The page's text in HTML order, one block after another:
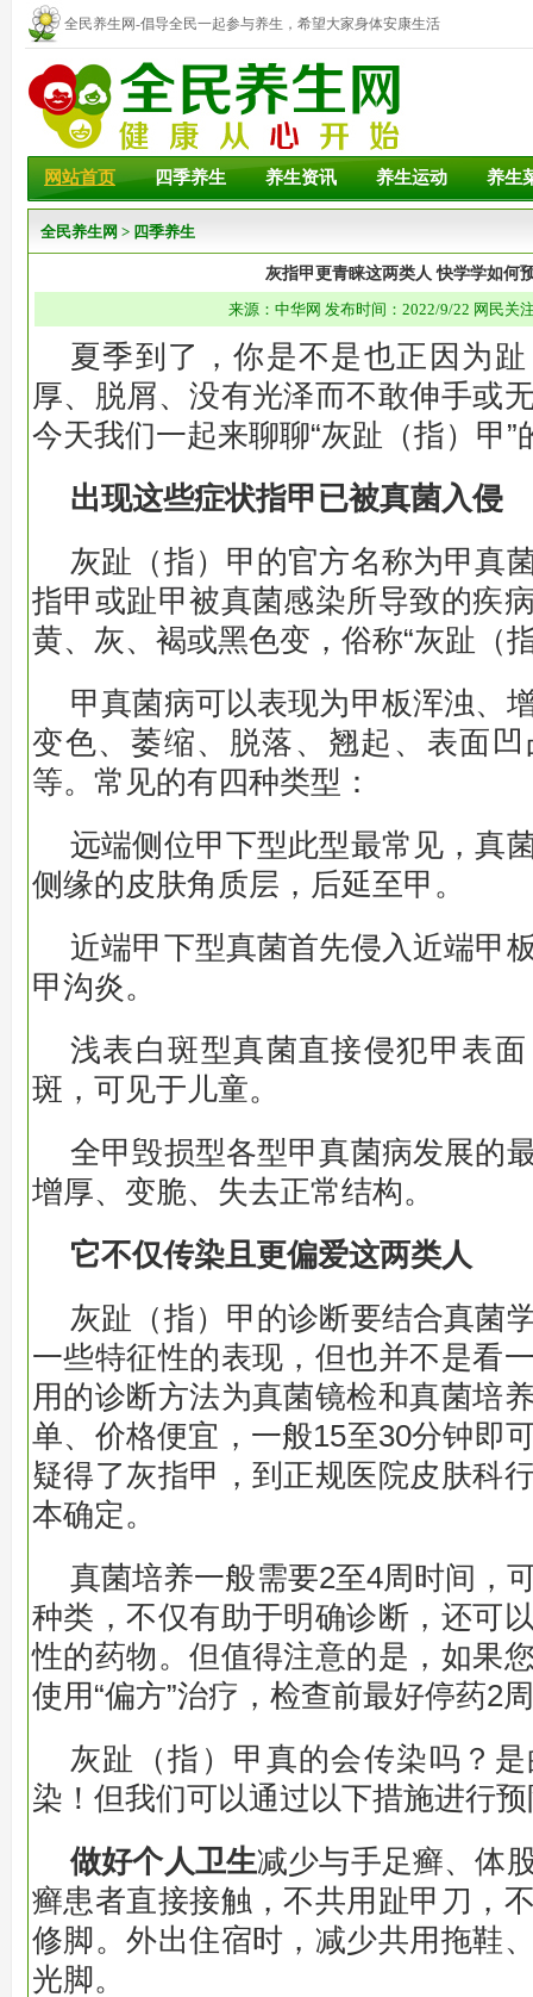
全民养生网-倡导全民一起参与养生，希望大家身体安康生活
幸福！
网站首页 四季养生 养生资讯 养生运动 养生
全民养生网 > 四季养生
灰指甲更青睐这两类人 快学学如何
来源：中华网 发布时间：2022/9/22 网民关
夏季到了，你是不是也正因为
厚、脱屑、没有光泽而不敢伸手或
今天我们一起来聊聊“灰趾（指）甲”
出现这些症状指甲已被真菌入侵
灰趾（指）甲的官方名称为甲真
指甲或趾甲被真菌感染所导致的疾
黄、灰、褐或黑色变，俗称“灰趾（
甲真菌病可以表现为甲板浑浊、
变色、萎缩、脱落、翘起、表面
等。常见的有四种类型：
远端侧位甲下型此型最常见，真
侧缘的皮肤角质层，后延至甲。
近端甲下型真菌首先侵入近端甲
甲沟炎。
浅表白斑型真菌直接侵犯甲表
斑，可见于儿童。
全甲毁损型各型甲真菌病发展的
增厚、变脆、失去正常结构。
它不仅传染且更偏爱这两类人
灰趾（指）甲的诊断要结合真菌
一些特征性的表现，但也并不是看
用的诊断方法为真菌镜检和真菌培
单、价格便宜，一般15至30分钟即
疑得了灰指甲，到正规医院皮肤科
本确定。
真菌培养一般需要2至4周时间，
种类，不仅有助于明确诊断，还可
性的药物。但值得注意的是，如果
使用“偏方”治疗，检查前最好停药2
灰趾（指）甲真的会传染吗？
染！但我们可以通过以下措施进行
做好个人卫生减少与手足癣、体
癣患者直接接触，不共用趾甲刀，
修脚。外出住宿时，减少共用拖鞋
光脚。